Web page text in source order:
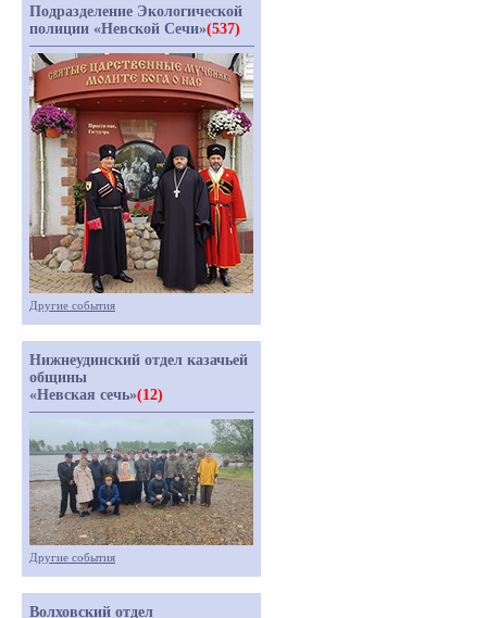
Подразделение Экологической
полиции «Невской Сечи»(537)
Другие события
Нижнеудинский отдел казачьей
общины
«Невская сечь»(12)
Другие события
Волховский отдел